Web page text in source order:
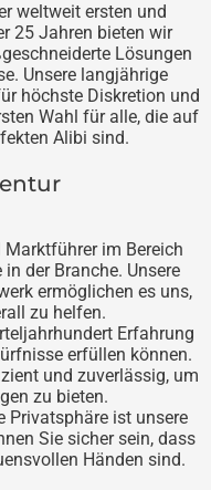
weltweit ersten und
25 Jahren bieten wir
Lösungen
Unsere langjährige
höchste Diskretion und
Wahl für alle, die auf
Alibi sind.
im Bereich
der Branche. Unsere
ermöglichen es uns,
zu helfen.
Erfahrung
erfüllen können.
und zuverlässig, um
zu bieten.
Privatsphäre ist unsere
Sie sicher sein, dass
Händen sind.